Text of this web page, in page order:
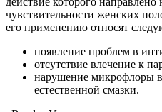
чувствительности женских
его применению относят
появление проблем в
отсутствие влечение к
нарушение микрофлоры
естественной смазки.